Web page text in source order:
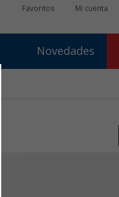
Favoritos Mi cuenta
Novedades